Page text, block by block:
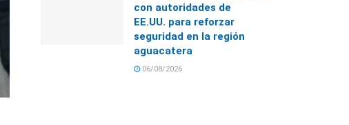
con autoridades de
EE.UU. para reforzar
seguridad en la región
aguacatera
06/08/2026